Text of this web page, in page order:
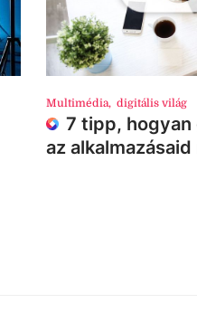
Multimédia, digitális világ
7 tipp,
az